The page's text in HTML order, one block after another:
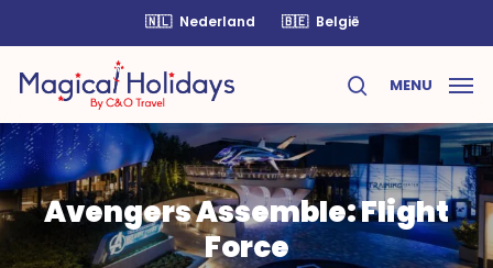
main
content
🇳🇱 Nederland 🇧🇪 België
search
MENU
Avengers Assemble: Flight
Force